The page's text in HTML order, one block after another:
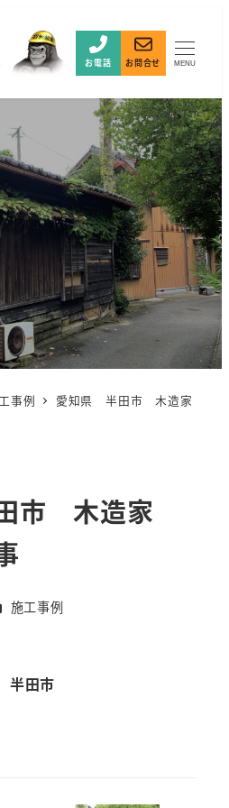
お電話 お問合せ MENU
事例
愛知県 半田市 木造家
市 木造家
ゴリー
施工事例
田市